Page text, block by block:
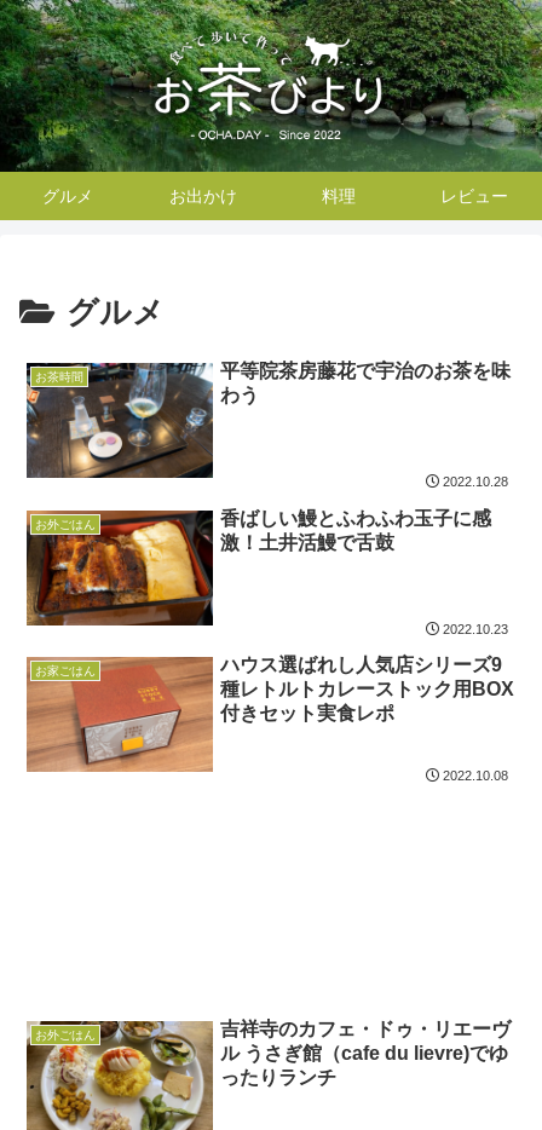
グルメ お出かけ 料理 レビュー
グルメ
お茶時間
平等院茶房藤花で宇治のお茶を味
わう
2022.10.28
お外ごはん
香ばしい鰻とふわふわ玉子に感
激！土井活鰻で舌鼓
2022.10.23
お家ごはん
ハウス選ばれし人気店シリーズ9
種レトルトカレーストック用BOX
付きセット実食レポ
2022.10.08
お外ごはん
吉祥寺のカフェ・ドゥ・リエーヴ
ル うさぎ館（cafe du lievre)でゆ
ったりランチ